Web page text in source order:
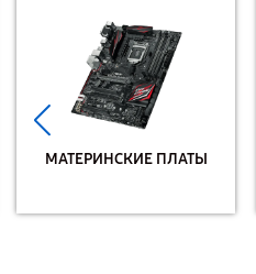
МАТЕРИНСКИЕ ПЛАТЫ